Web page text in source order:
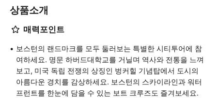
상품소개
매력포인트
보스턴의 랜드마크를 모두 둘러보는 특별한 시티투어에 참
여하세요. 명문 하버드대학교를 거닐며 역사와 전통을 느껴
보고, 미국 독립 전쟁의 상징인 벙커힐 기념탑에서 도시의
아름다운 경치를 감상하세요. 보스턴의 스카이라인과 워터
프런트를 한눈에 담을 수 있는 보트 크루즈도 즐겨보세요.